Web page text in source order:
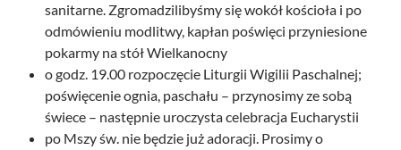
sanitarne. Zgromadzilibyśmy się wokół kościoła i po
odmówieniu modlitwy, kapłan poświęci przyniesione
pokarmy na stół Wielkanocny
o godz. 19.00 rozpoczęcie Liturgii Wigilii Paschalnej;
poświęcenie ognia, paschału – przynosimy ze sobą
świece – następnie uroczysta celebracja Eucharystii
po Mszy św. nie będzie już adoracji. Prosimy o